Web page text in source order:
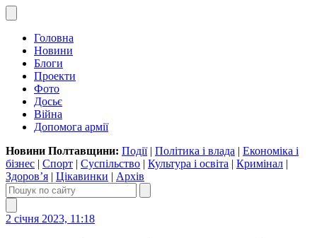
Головна
Новини
Блоги
Проекти
Фото
Досьє
Війна
Допомога армії
Новини Полтавщини: Події| Політика і влада | Економіка і
бізнес | Спорт | Суспільство | Культура і освіта | Кримінал |
Здоров’я | Цікавинки | Архів
2 січня 2023, 11:18